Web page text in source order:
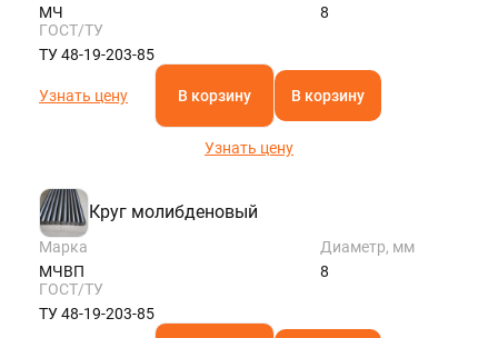
МЧ
8
ГОСТ/ТУ
ТУ 48-19-203-85
Узнать цену В корзину В корзину
Узнать цену
Круг молибденовый
Марка
МЧВП
Диаметр, мм
8
ГОСТ/ТУ
ТУ 48-19-203-85